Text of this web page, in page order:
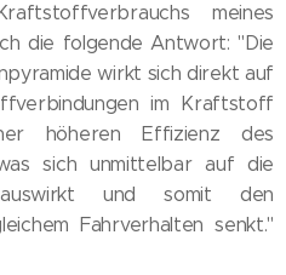
meines
die folgende Antwort: "Die
wirkt sich direkt auf
im Kraftstoff
höheren Effizienz des
sich unmittelbar auf die
und somit den
Fahrverhalten senkt."